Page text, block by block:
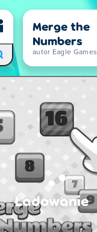
Merge the
Numbers
autor Eagle Games
Ładowanie